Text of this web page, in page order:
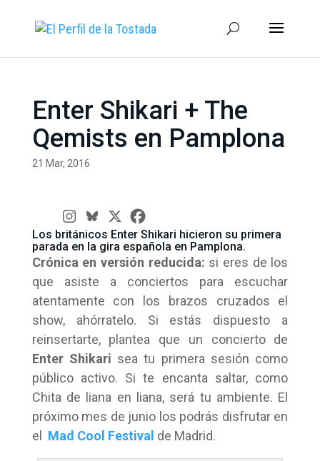
Enter Shikari + The
Qemists en Pamplona
21 Mar, 2016
Los británicos Enter Shikari hicieron su primera
parada en la gira española en Pamplona.
Crónica en versión reducida: si eres de los
que asiste a conciertos para escuchar
atentamente con los brazos cruzados el
show, ahórratelo. Si estás dispuesto a
reinsertarte, plantea que un concierto de
Enter Shikari sea tu primera sesión como
público activo. Si te encanta saltar, como
Chita de liana en liana, será tu ambiente. El
próximo mes de junio los podrás disfrutar en
el Mad Cool Festival de Madrid.